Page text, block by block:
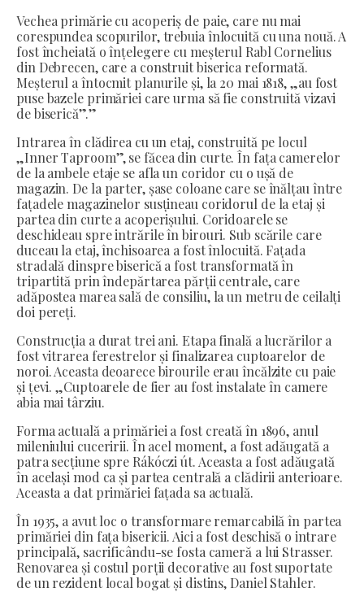
Vechea primărie cu acoperiș de paie, care nu mai
corespundea scopurilor, trebuia înlocuită cu una nouă. A
fost încheiată o înțelegere cu meșterul Rabl Cornelius
din Debrecen, care a construit biserica reformată.
Meșterul a întocmit planurile și, la 20 mai 1818, „au fost
puse bazele primăriei care urma să fie construită vizavi
de biserică”.”
Intrarea în clădirea cu un etaj, construită pe locul
„Inner Taproom”, se făcea din curte. În fața camerelor
de la ambele etaje se afla un coridor cu o ușă de
magazin. De la parter, șase coloane care se înălțau între
fațadele magazinelor susțineau coridorul de la etaj și
partea din curte a acoperișului. Coridoarele se
deschideau spre intrările în birouri. Sub scările care
duceau la etaj, închisoarea a fost înlocuită. Fațada
stradală dinspre biserică a fost transformată în
tripartită prin îndepărtarea părții centrale, care
adăpostea marea sală de consiliu, la un metru de ceilalți
doi pereți.
Construcția a durat trei ani. Etapa finală a lucrărilor a
fost vitrarea ferestrelor și finalizarea cuptoarelor de
noroi. Aceasta deoarece birourile erau încălzite cu paie
și țevi. „Cuptoarele de fier au fost instalate în camere
abia mai târziu.
Forma actuală a primăriei a fost creată în 1896, anul
mileniului cuceririi. În acel moment, a fost adăugată a
patra secțiune spre Rákóczi út. Aceasta a fost adăugată
în același mod ca și partea centrală a clădirii anterioare.
Aceasta a dat primăriei fațada sa actuală.
În 1935, a avut loc o transformare remarcabilă în partea
primăriei din fața bisericii. Aici a fost deschisă o intrare
principală, sacrificându-se fosta cameră a lui Strasser.
Renovarea și costul porții decorative au fost suportate
de un rezident local bogat și distins, Daniel Stahler.